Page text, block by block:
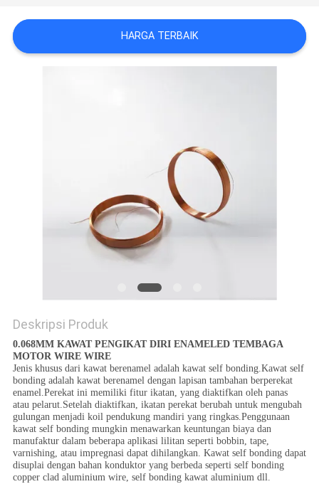
REQUEST
SUATU
HARGA TERBAIK
Deskripsi Produk
0.068MM KAWAT PENGIKAT DIRI ENAMELED TEMBAGA
MOTOR WIRE WIRE
Jenis khusus dari kawat berenamel adalah kawat self bonding.Kawat self
bonding adalah kawat berenamel dengan lapisan tambahan berperekat
enamel.Perekat ini memiliki fitur ikatan, yang diaktifkan oleh panas
atau pelarut.Setelah diaktifkan, ikatan perekat berubah untuk mengubah
gulungan menjadi koil pendukung mandiri yang ringkas.Penggunaan
kawat self bonding mungkin menawarkan keuntungan biaya dan
manufaktur dalam beberapa aplikasi lilitan seperti bobbin, tape,
varnishing, atau impregnasi dapat dihilangkan. Kawat self bonding dapat
disuplai dengan bahan konduktor yang berbeda seperti self bonding
copper clad aluminium wire, self bonding kawat aluminium dll.